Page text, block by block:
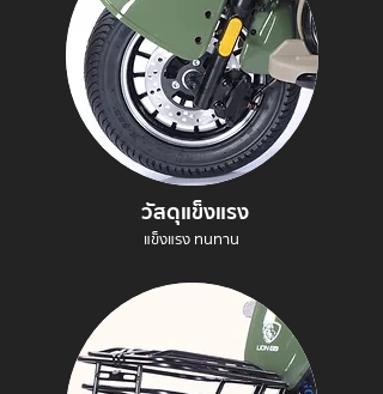
วัสดุแข็งแรง
แข็งแรง ทนทาน